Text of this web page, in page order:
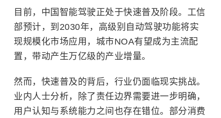
目前，中国智能驾驶正处于快速普及阶段。工信
部预计，到2030年，高级别自动驾驶功能将实
现规模化市场应用，城市NOA有望成为主流配
置，带动产生万亿级的产业增量。
然而，快速普及的背后，行业仍面临现实挑战。
业内人士分析，除了责任边界需要进一步明确，
用户认知与系统能力之间也存在错位。部分消费